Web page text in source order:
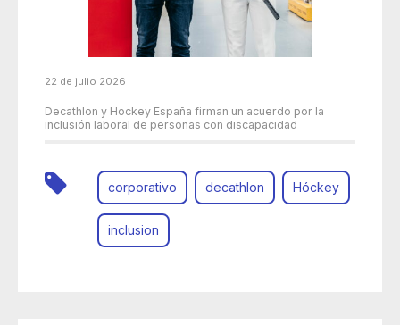
22 de julio 2026
Decathlon y Hockey España firman un acuerdo por la
inclusión laboral de personas con discapacidad
corporativo decathlon Hóckey
inclusion